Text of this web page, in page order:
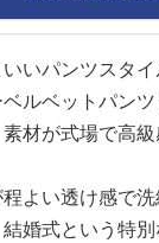
いパンツスタ
ルベットパンツ
材が式場で高級
よい透け感で
婚式という特